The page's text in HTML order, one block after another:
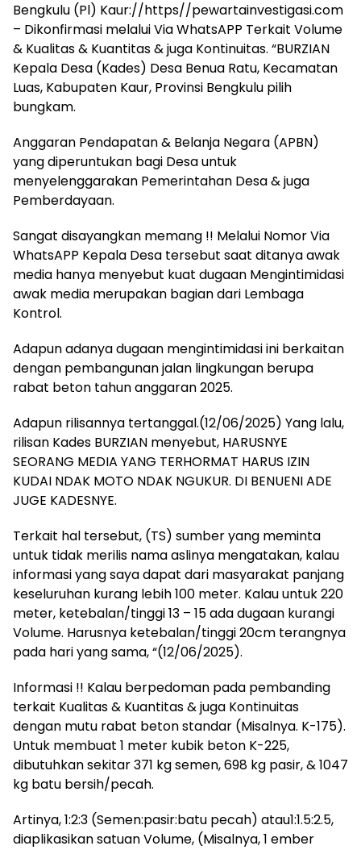
Bengkulu (Pl) Kaur://https//pewartainvestigasi.com
– Dikonfirmasi melalui Via WhatsAPP Terkait Volume
& Kualitas & Kuantitas & juga Kontinuitas. “BURZIAN
Kepala Desa (Kades) Desa Benua Ratu, Kecamatan
Luas, Kabupaten Kaur, Provinsi Bengkulu pilih
bungkam.
Anggaran Pendapatan & Belanja Negara (APBN)
yang diperuntukan bagi Desa untuk
menyelenggarakan Pemerintahan Desa & juga
Pemberdayaan.
Sangat disayangkan memang !! Melalui Nomor Via
WhatsAPP Kepala Desa tersebut saat ditanya awak
media hanya menyebut kuat dugaan Mengintimidasi
awak media merupakan bagian dari Lembaga
Kontrol.
Adapun adanya dugaan mengintimidasi ini berkaitan
dengan pembangunan jalan lingkungan berupa
rabat beton tahun anggaran 2025.
Adapun rilisannya tertanggal.(12/06/2025) Yang lalu,
rilisan Kades BURZIAN menyebut, HARUSNYE
SEORANG MEDIA YANG TERHORMAT HARUS IZIN
KUDAI NDAK MOTO NDAK NGUKUR. DI BENUENI ADE
JUGE KADESNYE.
Terkait hal tersebut, (TS) sumber yang meminta
untuk tidak merilis nama aslinya mengatakan, kalau
informasi yang saya dapat dari masyarakat panjang
keseluruhan kurang lebih 100 meter. Kalau untuk 220
meter, ketebalan/tinggi 13 – 15 ada dugaan kurangi
Volume. Harusnya ketebalan/tinggi 20cm terangnya
pada hari yang sama, “(12/06/2025).
Informasi !! Kalau berpedoman pada pembanding
terkait Kualitas & Kuantitas & juga Kontinuitas
dengan mutu rabat beton standar (Misalnya. K-175).
Untuk membuat 1 meter kubik beton K-225,
dibutuhkan sekitar 371 kg semen, 698 kg pasir, & 1047
kg batu bersih/pecah.
Artinya, 1:2:3 (Semen:pasir:batu pecah) atau1:1.5:2.5,
diaplikasikan satuan Volume, (Misalnya, 1 ember